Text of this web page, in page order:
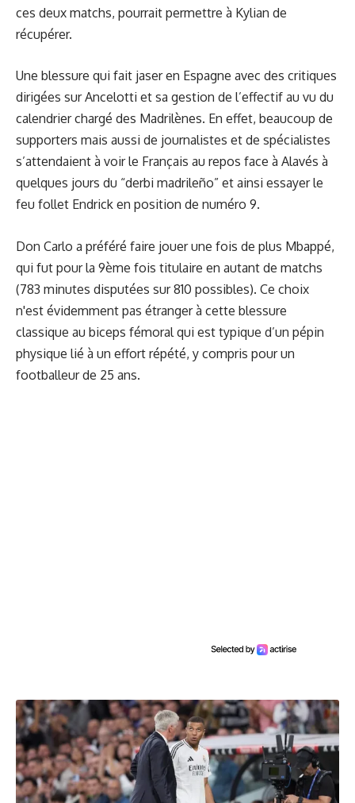
ces deux matchs, pourrait permettre à Kylian de
récupérer.
Une blessure qui fait jaser en Espagne avec des critiques
dirigées sur Ancelotti et sa gestion de l’effectif au vu du
calendrier chargé des Madrilènes. En effet, beaucoup de
supporters mais aussi de journalistes et de spécialistes
s’attendaient à voir le Français au repos face à Alavés à
quelques jours du “derbi madrileño” et ainsi essayer le
feu follet Endrick en position de numéro 9.
Don Carlo a préféré faire jouer une fois de plus Mbappé,
qui fut pour la 9ème fois titulaire en autant de matchs
(783 minutes disputées sur 810 possibles). Ce choix
n'est évidemment pas étranger à cette blessure
classique au biceps fémoral qui est typique d’un pépin
physique lié à un effort répété, y compris pour un
footballeur de 25 ans.